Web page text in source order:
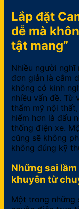
Lắp đặt
dễ mà
tật mang”
Nhiều người nghĩ
đơn giản là cắm
không có kinh
nhiều vấn đề. Từ
thẩm mỹ nội
hiểm hơn là đấu
thống điện xe.
cũng sẽ không
không đúng kỹ
Những sai
khuyên từ
Một trong những